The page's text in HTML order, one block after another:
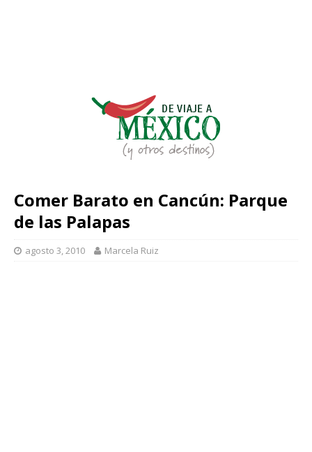
Comer Barato en Cancún: Parque
de las Palapas
agosto 3, 2010 Marcela Ruiz